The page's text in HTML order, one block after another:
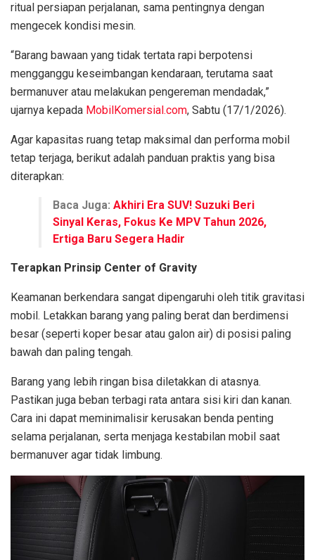
ritual persiapan perjalanan, sama pentingnya dengan
mengecek kondisi mesin.
“Barang bawaan yang tidak tertata rapi berpotensi
mengganggu keseimbangan kendaraan, terutama saat
bermanuver atau melakukan pengereman mendadak,”
ujarnya kepada MobilKomersial.com, Sabtu (17/1/2026).
Agar kapasitas ruang tetap maksimal dan performa mobil
tetap terjaga, berikut adalah panduan praktis yang bisa
diterapkan:
Baca Juga: Akhiri Era SUV! Suzuki Beri
Sinyal Keras, Fokus Ke MPV Tahun 2026,
Ertiga Baru Segera Hadir
Terapkan Prinsip Center of Gravity
Keamanan berkendara sangat dipengaruhi oleh titik gravitasi
mobil. Letakkan barang yang paling berat dan berdimensi
besar (seperti koper besar atau galon air) di posisi paling
bawah dan paling tengah.
Barang yang lebih ringan bisa diletakkan di atasnya.
Pastikan juga beban terbagi rata antara sisi kiri dan kanan.
Cara ini dapat meminimalisir kerusakan benda penting
selama perjalanan, serta menjaga kestabilan mobil saat
bermanuver agar tidak limbung.